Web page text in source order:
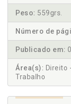
Peso: 559grs.
Número de
Publicado em:
Área(s): Direito
Trabalho